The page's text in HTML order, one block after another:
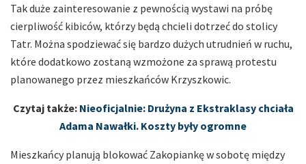
Tak duże zainteresowanie z pewnością wystawi na próbę
cierpliwość kibiców, którzy będą chcieli dotrzeć do stolicy
Tatr. Można spodziewać się bardzo dużych utrudnień w ruchu,
które dodatkowo zostaną wzmożone za sprawą protestu
planowanego przez mieszkańców Krzyszkowic.
Czytaj także: Nieoficjalnie: Drużyna z Ekstraklasy chciała
Adama Nawałki. Koszty były ogromne
Mieszkańcy planują blokować Zakopiankę w sobotę między